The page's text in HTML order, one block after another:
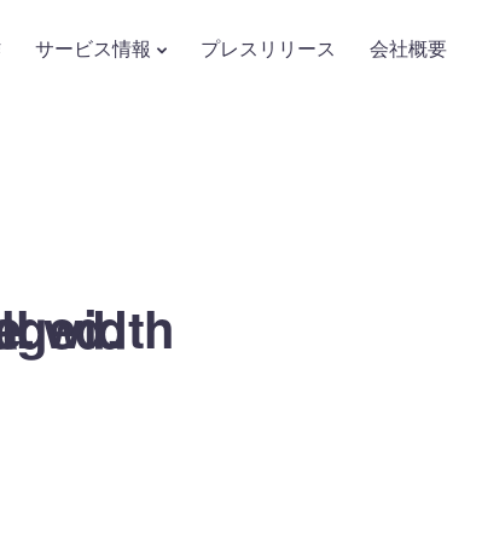
サービス情報 プレスリリース 会社概要